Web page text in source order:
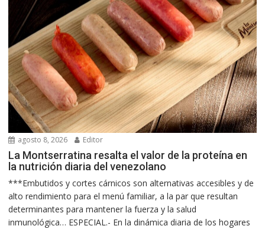
agosto 8, 2026 Editor
La Montserratina resalta el valor de la proteína en
la nutrición diaria del venezolano
***Embutidos y cortes cárnicos son alternativas accesibles y de
alto rendimiento para el menú familiar, a la par que resultan
determinantes para mantener la fuerza y la salud
inmunológica… ESPECIAL.- En la dinámica diaria de los hogares